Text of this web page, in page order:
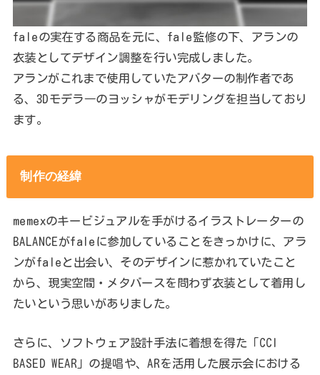
faleの実在する商品を元に、fale監修の下、アランの
衣装としてデザイン調整を行い完成しました。
アランがこれまで使用していたアバターの制作者であ
る、3Dモデラ―のヨッシャがモデリングを担当しており
ます。
制作の経緯
memexのキービジュアルを手がけるイラストレーターの
BALANCEがfaleに参加していることをきっかけに、アラ
ンがfaleと出会い、そのデザインに惹かれていたこと
から、現実空間・メタバースを問わず衣装として着用し
たいという思いがありました。
さらに、ソフトウェア設計手法に着想を得た「CCI
BASED WEAR」の提唱や、ARを活用した展示会における